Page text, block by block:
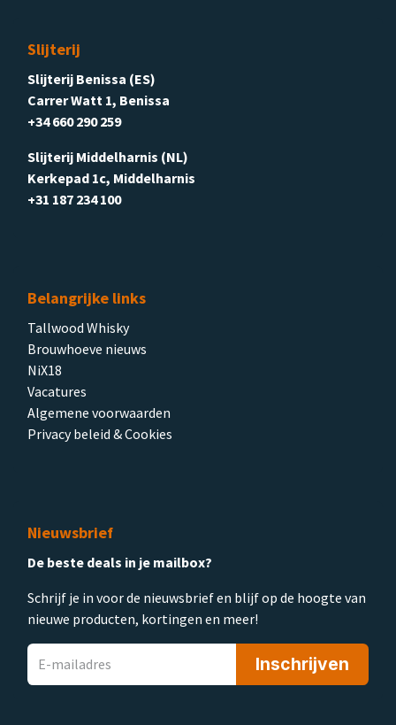
Slijterij
Slijterij Benissa (ES)
Carrer Watt 1, Benissa
+34 660 290 259
Slijterij Middelharnis (NL)
Kerkepad 1c, Middelharnis
+31 187 234 100
Belangrijke links
Tallwood Whisky
Brouwhoeve nieuws
NiX18
Vacatures
Algemene voorwaarden
Privacy beleid & Cookies
Nieuwsbrief
De beste deals in je mailbox?
Schrijf je in voor de nieuwsbrief en blijf op de hoogte van
nieuwe producten, kortingen en meer!
Inschrijven